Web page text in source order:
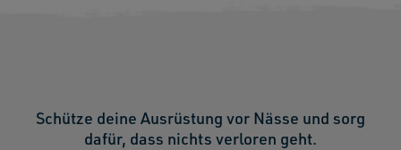
Schütze deine Ausrüstung vor Nässe und sorg
dafür, dass nichts verloren geht.